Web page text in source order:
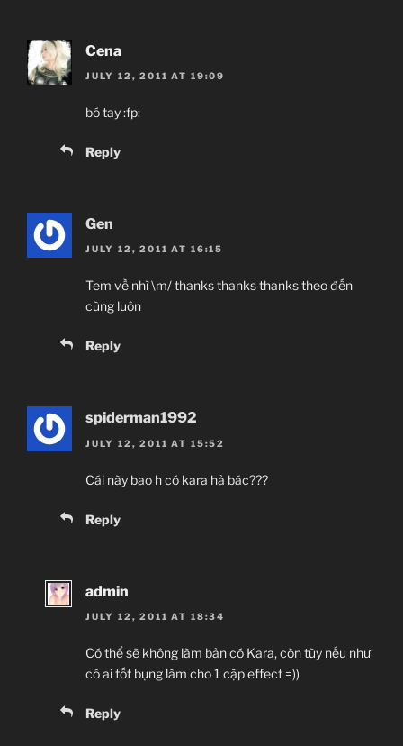
Cena
JULY 12, 2011 AT 19:09
bó tay :fp:
Reply
Gen
JULY 12, 2011 AT 16:15
Tem về nhì \m/ thanks thanks thanks theo đến
cùng luôn
Reply
spiderman1992
JULY 12, 2011 AT 15:52
Cái này bao h có kara hả bác???
Reply
admin
JULY 12, 2011 AT 18:34
Có thể sẽ không làm bản có Kara, còn tùy nếu như
có ai tốt bụng làm cho 1 cặp effect =))
Reply